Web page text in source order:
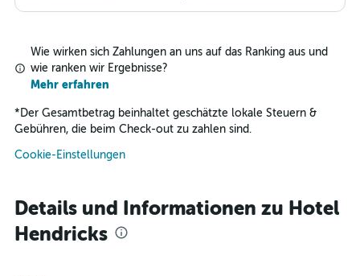
Wie wirken sich Zahlungen an uns auf das Ranking aus und
wie ranken wir Ergebnisse?
Mehr erfahren
* Der Gesamtbetrag beinhaltet geschätzte lokale Steuern &
Gebühren, die beim Check-out zu zahlen sind.
Cookie-Einstellungen
Details und Informationen zu Hotel
Hendricks